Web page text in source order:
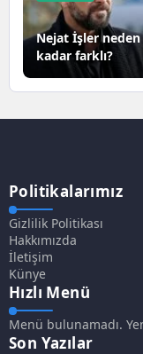
Nejat İşler
kadar farklı?
Politikalarımız
Gizlilik Politikası
Hakkımızda
İletişim
Künye
Hızlı Menü
Menü bulunamadı.
Son Yazılar